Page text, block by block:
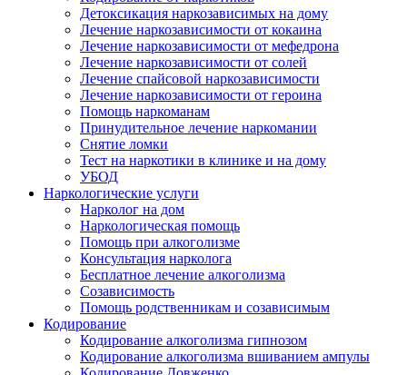
Детоксикация наркозависимых на дому
Лечение наркозависимости от кокаина
Лечение наркозависимости от мефедрона
Лечение наркозависимости от солей
Лечение спайсовой наркозависимости
Лечение наркозависимости от героина
Помощь наркоманам
Принудительное лечение наркомании
Снятие ломки
Тест на наркотики в клинике и на дому
УБОД
Наркологические услуги
Нарколог на дом
Наркологическая помощь
Помощь при алкоголизме
Консультация нарколога
Бесплатное лечение алкоголизма
Созависимость
Помощь родственникам и созависимым
Кодирование
Кодирование алкоголизма гипнозом
Кодирование алкоголизма вшиванием ампулы